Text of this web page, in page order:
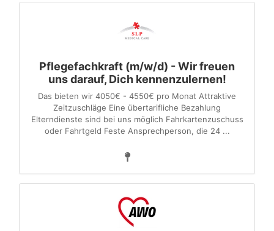
Pflegefachkraft (m/w/d) - Wir freuen
uns darauf, Dich kennenzulernen!
Das bieten wir 4050€ - 4550€ pro Monat Attraktive
Zeitzuschläge Eine übertarifliche Bezahlung
Elterndienste sind bei uns möglich Fahrkartenzuschuss
oder Fahrtgeld Feste Ansprechperson, die 24 ...